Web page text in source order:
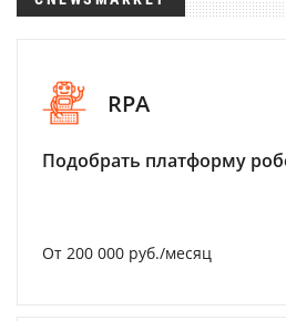
RPA
Подобрать платформу
От 200 000 руб./месяц